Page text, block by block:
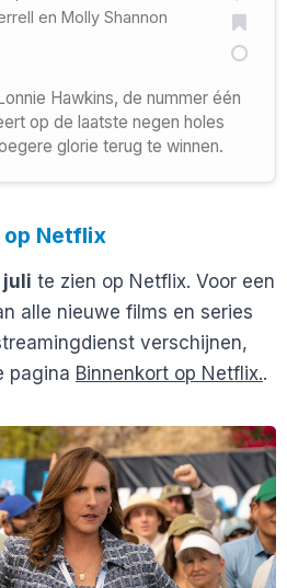
en Molly Shannon
Hawkins, de nummer één
op de laatste negen holes
glorie terug te winnen.
Netflix
juli te zien op Netflix. Voor een
alle nieuwe films en series
verschijnen,
pagina Binnenkort op Netflix..